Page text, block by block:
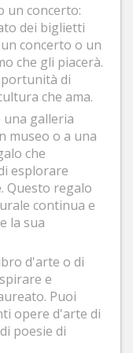
un concerto:
dei biglietti
concerto o un
che gli piacerà.
di
che ama.
galleria
museo o a una
che
esplorare
Questo regalo
continua e
la sua
d'arte o di
e
Puoi
opere d'arte di
poesie di